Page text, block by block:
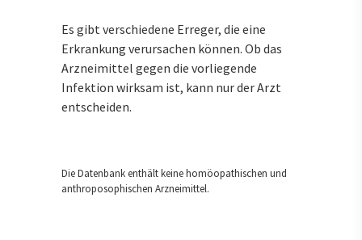
Es gibt verschiedene Erreger, die eine
Erkrankung verursachen können. Ob das
Arzneimittel gegen die vorliegende
Infektion wirksam ist, kann nur der Arzt
entscheiden.
Die Datenbank enthält keine homöopathischen und
anthroposophischen Arzneimittel.